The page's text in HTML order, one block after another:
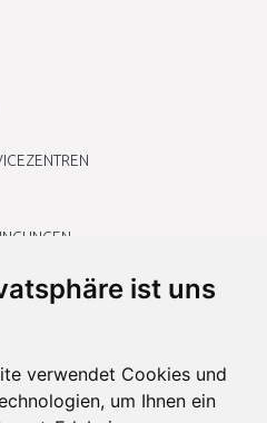
ist uns
verwendet Cookies und
um Ihnen ein